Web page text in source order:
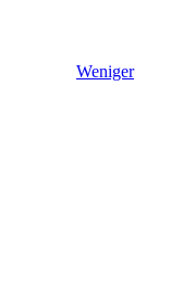
Weniger